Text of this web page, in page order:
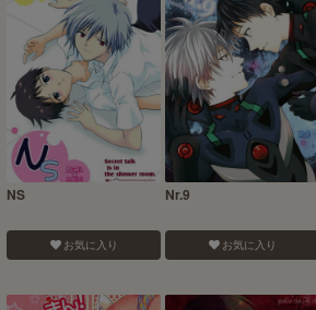
NS
お気に入り
Nr.9
お気に入り